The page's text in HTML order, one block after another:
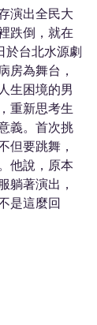
演出全民大
跌倒，就在
於台北水源劇
房為舞台，
生困境的男
重新思考生
義。首次挑
但要跳舞，
他說，原本
躺著演出，
是這麼回